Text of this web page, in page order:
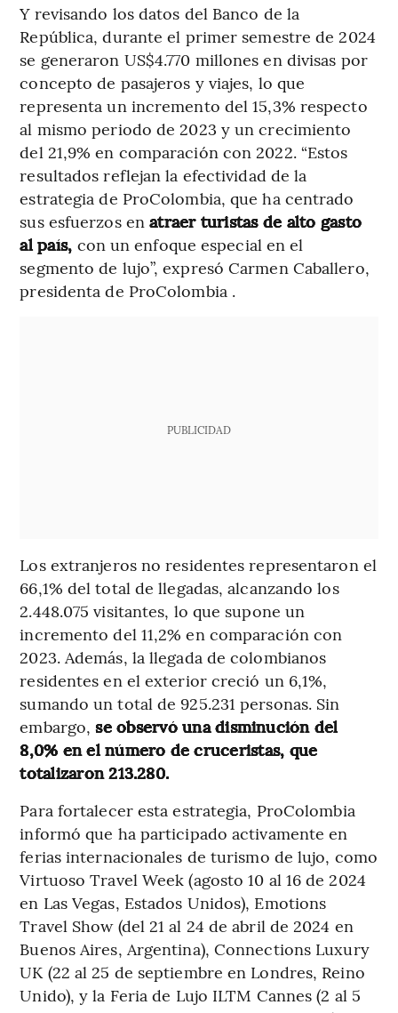
Y revisando los datos del Banco de la
República, durante el primer semestre de 2024
se generaron US$4.770 millones en divisas por
concepto de pasajeros y viajes, lo que
representa un incremento del 15,3% respecto
al mismo periodo de 2023 y un crecimiento
del 21,9% en comparación con 2022. “Estos
resultados reflejan la efectividad de la
estrategia de ProColombia, que ha centrado
sus esfuerzos enatraer turistas de alto gasto
al país, con un enfoque especial en el
segmento de lujo”, expresó Carmen Caballero,
presidenta de ProColombia .
PUBLICIDAD
Los extranjeros no residentes representaron el
66,1% del total de llegadas, alcanzando los
2.448.075 visitantes, lo que supone un
incremento del 11,2% en comparación con
2023. Además, la llegada de colombianos
residentes en el exterior creció un 6,1%,
sumando un total de 925.231 personas. Sin
embargo, se observó una disminución del
8,0% en el número de cruceristas, que
totalizaron 213.280.
Para fortalecer esta estrategia, ProColombia
informó que ha participado activamente en
ferias internacionales de turismo de lujo, como
Virtuoso Travel Week (agosto 10 al 16 de 2024
en Las Vegas, Estados Unidos), Emotions
Travel Show (del 21 al 24 de abril de 2024 en
Buenos Aires, Argentina), Connections Luxury
UK (22 al 25 de septiembre en Londres, Reino
Unido), y la Feria de Lujo ILTM Cannes (2 al 5